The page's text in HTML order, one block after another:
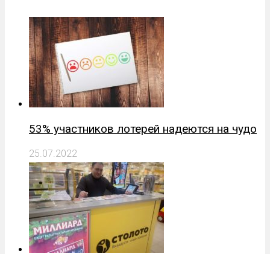
53% участников лотерей надеются на чудо
25.07.2022